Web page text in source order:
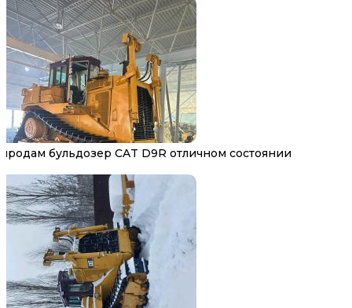
продам бульдозер CAT D9R отличном состоянии